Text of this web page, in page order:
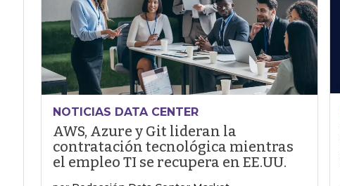
NOTICIAS DATA CENTER
AWS, Azure y Git lideran la
contratación tecnológica mientras
el empleo TI se recupera en EE.UU.